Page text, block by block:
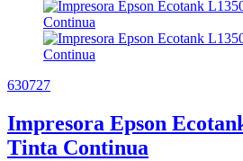
630727
Impresora Epson
Tinta Continua